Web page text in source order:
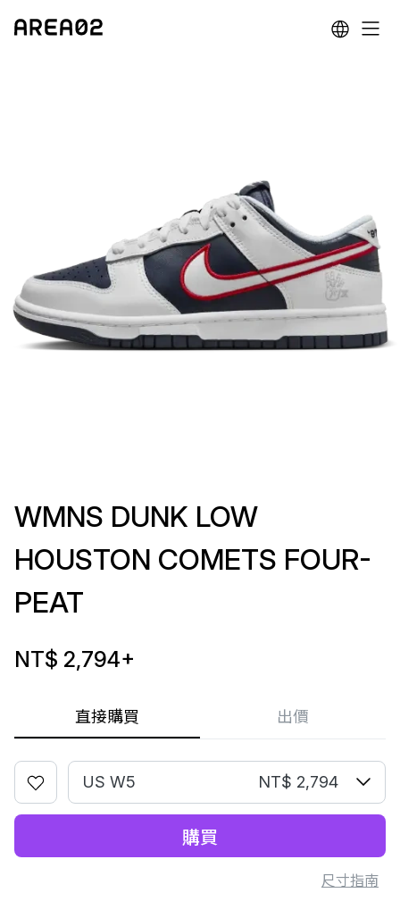
直接購買 出價
WMNS DUNK LOW
HOUSTON COMETS FOUR-
PEAT
NT$ 2,794+
US W5 NT$ 2,794
購買
尺寸指南